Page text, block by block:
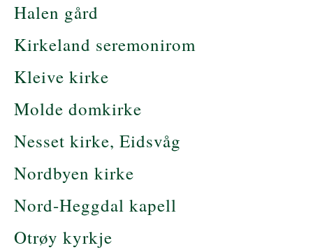
Halen gård
Kirkeland seremonirom
Kleive kirke
Molde domkirke
Nesset kirke, Eidsvåg
Nordbyen kirke
Nord-Heggdal kapell
Otrøy kyrkje